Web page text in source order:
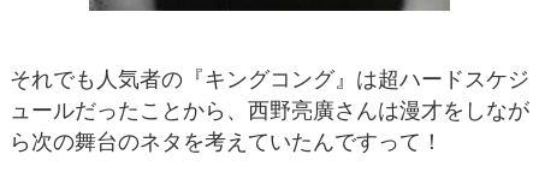
それでも人気者の『キングコング』は超ハードスケジ
ュールだったことから、西野亮廣さんは漫才をしなが
ら次の舞台のネタを考えていたんですって！